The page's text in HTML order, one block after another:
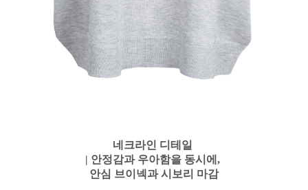
네크라인 디테일
| 안정감과 우아함을 동시에,
안심 브이넥과 시보리 마감